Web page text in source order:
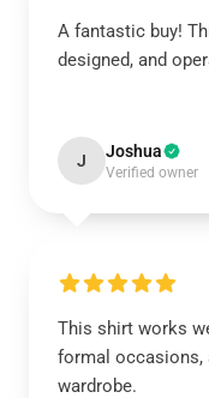
A fantastic buy!
designed, and
J Joshua
Verified owner
This shirt works
formal occasions,
wardrobe.